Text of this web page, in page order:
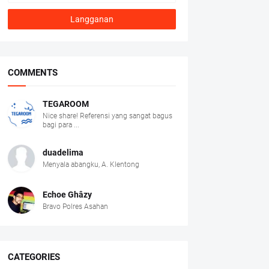
COMMENTS
TEGAROOM
Nice share! Referensi yang sangat bagus
bagi para ...
duadelima
Menyala abangku, A. Klentong
Echoe Ghâzy
Bravo Polres Asahan
CATEGORIES